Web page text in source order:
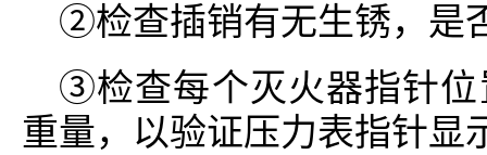
②检查插销有无生锈，是
③检查每个灭火器指针位
重量，以验证压力表指针显